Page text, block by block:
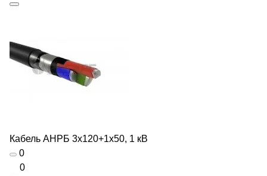
Кабель АНРБ 3х120+1х50, 1 кВ
0
0